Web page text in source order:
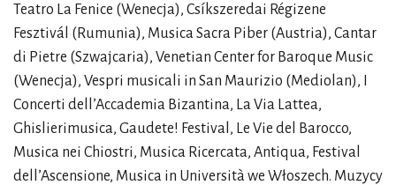
Teatro La Fenice (Wenecja), Csíkszeredai Régizene
Fesztivál (Rumunia), Musica Sacra Piber (Austria), Cantar
di Pietre (Szwajcaria), Venetian Center for Baroque Music
(Wenecja), Vespri musicali in San Maurizio (Mediolan), I
Concerti dell’Accademia Bizantina, La Via Lattea,
Ghislierimusica, Gaudete! Festival, Le Vie del Barocco,
Musica nei Chiostri, Musica Ricercata, Antiqua, Festival
dell’Ascensione, Musica in Università we Włoszech. Muzycy